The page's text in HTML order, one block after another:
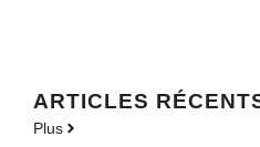
ARTICLES
Plus